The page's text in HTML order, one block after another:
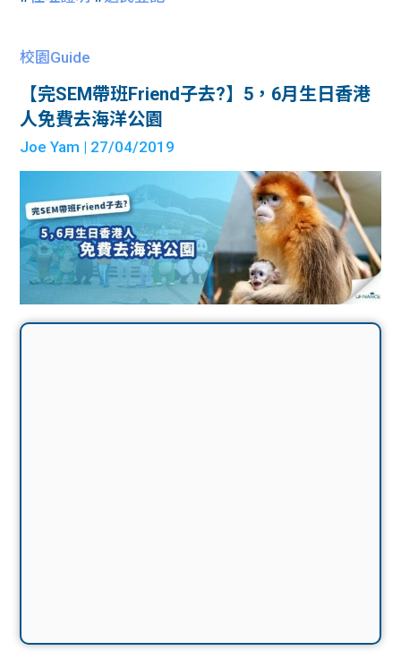
校園Guide
【完SEM帶班Friend子去?】5，6月生日香港
人免費去海洋公園
Joe Yam | 27/04/2019